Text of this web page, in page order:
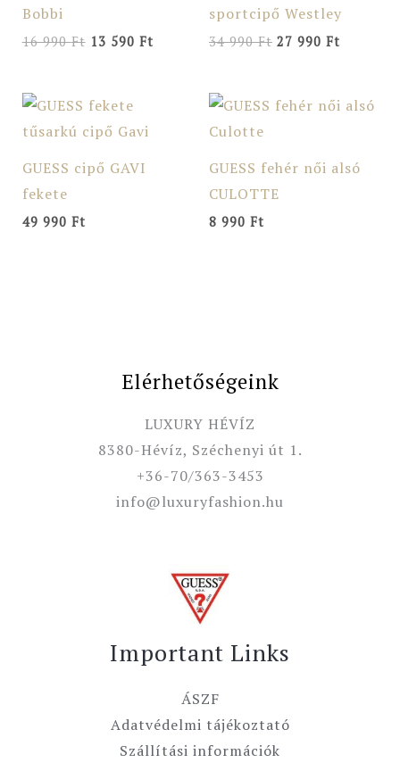
Bobbi
16 990Ft 13 590 Ft
sportcipő Westley
34 990Ft 27 990 Ft
GUESS cipő GAVI
fekete
49 990 Ft
GUESS fehér női alsó
CULOTTE
8 990 Ft
Elérhetőségeink
LUXURY HÉVÍZ
8380-Hévíz, Széchenyi út 1.
+36-70/363-3453
info@luxuryfashion.hu
Important Links
ÁSZF
Adatvédelmi tájékoztató
Szállítási információk